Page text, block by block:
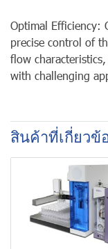
Optimal Efficiency:
precise control of
flow
with challenging
สินค้าที่เกี่ยวข้